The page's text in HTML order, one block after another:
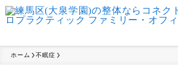
ホーム 不眠症